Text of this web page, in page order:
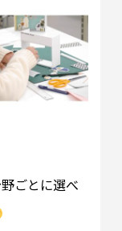
ごとに選べ